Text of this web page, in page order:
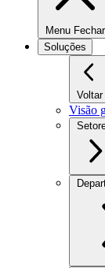
Menu Fechar
Soluções
Voltar
Visão